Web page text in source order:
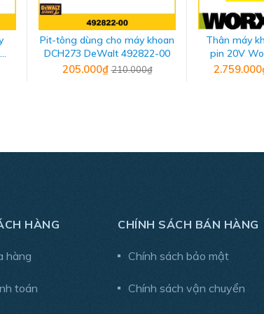
Pit-tông dùng cho máy khoan
DCH273 DeWalt 492822-00
205.000₫210.000₫
Thân máy
pin 20V
HÀNG
hàng
toán
CHÍNH SÁCH BÁN HÀNG
Chính sách bảo mật
Chính sách vận chuyển